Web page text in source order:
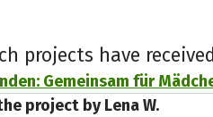
projects have
Gemeinsam für
project by Lena W.